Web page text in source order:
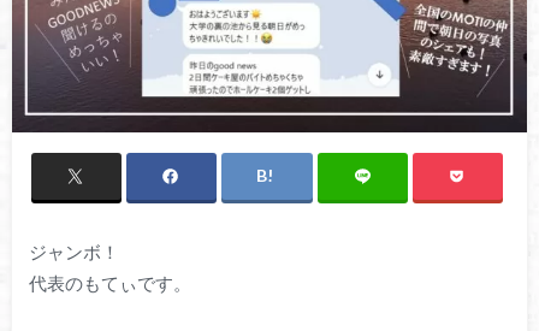
ジャンボ！
代表のもてぃです。